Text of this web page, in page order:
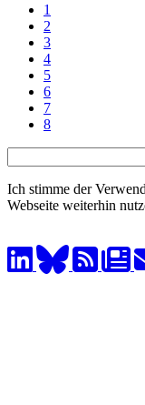
1
2
3
4
5
6
7
8
Ich stimme der
Webseite weiterhin